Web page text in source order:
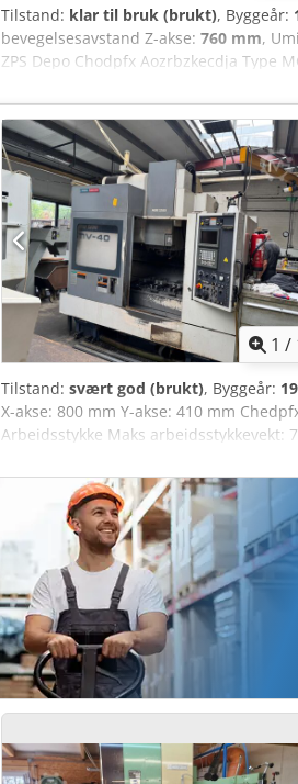
Tilstand: klar til bruk (brukt), Byggeår:
bevegelsesavstand Z-akse: 760 mm,
ZPS Depo Chodpfx Aozrbzkecdja Type
590 mm Slaglengde X/Y/Z 1016/610/
bordbelastning 900 kg Motoreffekt 11
mm Vekt 6700 kg Pris: 6 500 euro
1 /
Tilstand: svært god (brukt), Byggeår:
X-akse: 800 mm Y-akse: 410 mm
Arbeidsstykke Maks arbeidsstykkevekt: